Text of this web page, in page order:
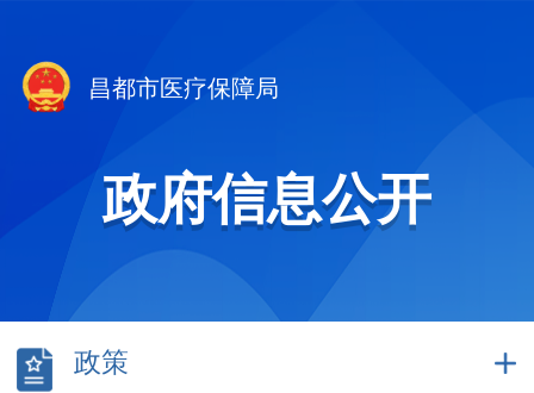
昌都市医疗保障局
政府信息公开
政策